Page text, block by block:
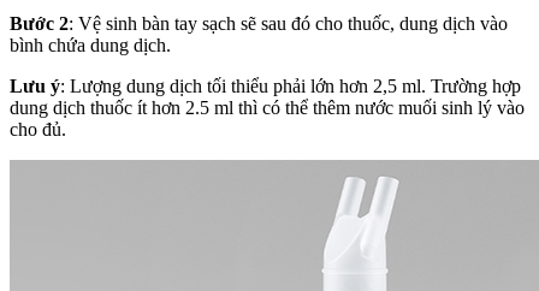
Bước 2: Vệ sinh bàn tay sạch sẽ sau đó cho thuốc, dung dịch vào
bình chứa dung dịch.
Lưu ý: Lượng dung dịch tối thiểu phải lớn hơn 2,5 ml. Trường hợp
dung dịch thuốc ít hơn 2.5 ml thì có thể thêm nước muối sinh lý vào
cho đủ.